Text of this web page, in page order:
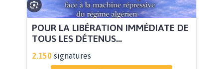
POUR LA LIBÉRATION IMMÉDIATE DE
TOUS LES DÉTENUS...
2.150 signatures